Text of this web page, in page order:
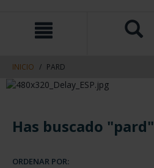
contenido
navegacin
INICIO PARD
Has buscado "pard"
ORDENAR POR: